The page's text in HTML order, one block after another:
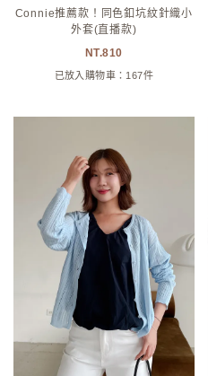
Connie推薦款！同色釦坑紋針織小
外套(直播款)
810
已放入購物車：167件